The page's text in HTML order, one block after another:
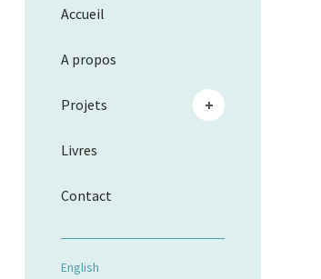
Accueil
A propos
Projets
Livres
Contact
English